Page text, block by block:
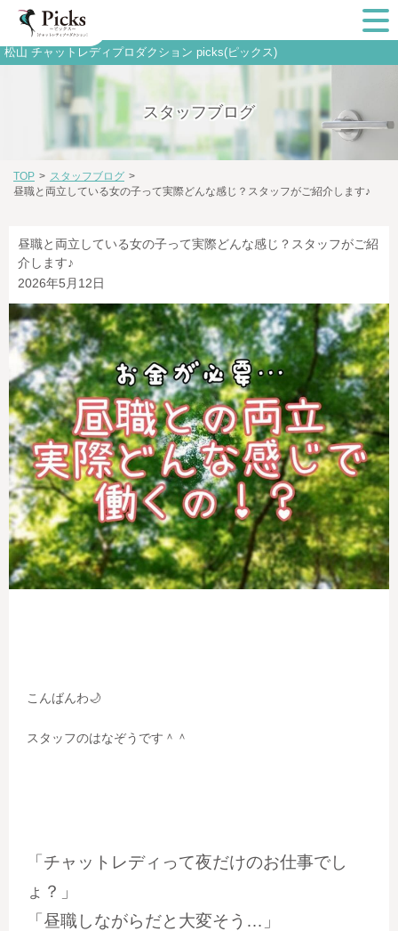
松山 チャットレディプロダクション picks(ピックス)
スタッフブログ
TOP > スタッフブログ >
昼職と両立している女の子って実際どんな感じ？スタッフがご紹介します♪
昼職と両立している女の子って実際どんな感じ？スタッフがご紹
介します♪
2026年5月12日
こんばんわ🌙
スタッフのはなぞうです＾＾
「チャットレディって夜だけのお仕事でし
ょ？」
「昼職しながらだと大変そう…」